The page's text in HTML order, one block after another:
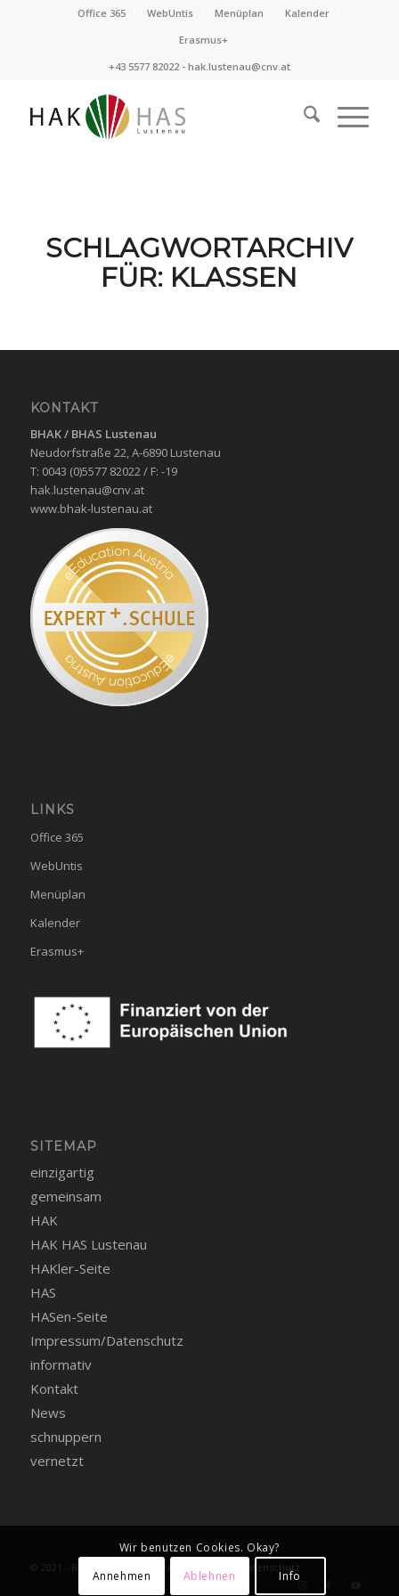
Office 365 WebUntis Menüplan
Kalender
Erasmus+
+43 5577 82022 - hak.lustenau@cnv.at
SCHLAGWORTARCHIV
FÜR: KLASSEN
KONTAKT
BHAK / BHAS Lustenau
Neudorfstraße 22, A-6890 Lustenau
T: 0043 (0)5577 82022 / F: -19
hak.lustenau@cnv.at
www.bhak-lustenau.at
LINKS
Office 365
WebUntis
Menüplan
Kalender
Erasmus+
SITEMAP
einzigartig
gemeinsam
HAK
HAK HAS Lustenau
HAKler-Seite
HAS
HASen-Seite
Impressum/Datenschutz
informativ
Kontakt
News
schnuppern
vernetzt
© 2021 - BHAK BHAS Lustenau - Impressum+Datenschutz
Wir benutzen Cookies. Okay?
Annehmen
Ablehnen Info